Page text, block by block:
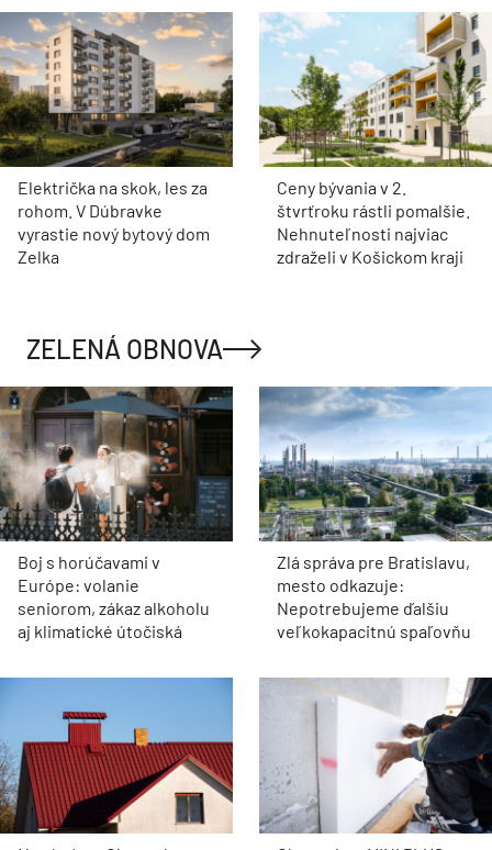
Električka na skok, les za
rohom. V Dúbravke
vyrastie nový bytový dom
Zelka
Ceny bývania v 2.
štvrťroku rástli pomalšie.
Nehnuteľnosti najviac
zdraželi v Košickom kraji
ZELENÁ OBNOVA
Boj s horúčavami v
Európe: volanie
seniorom, zákaz alkoholu
aj klimatické útočiská
Zlá správa pre Bratislavu,
mesto odkazuje:
Nepotrebujeme ďalšiu
veľkokapacitnú spaľovňu